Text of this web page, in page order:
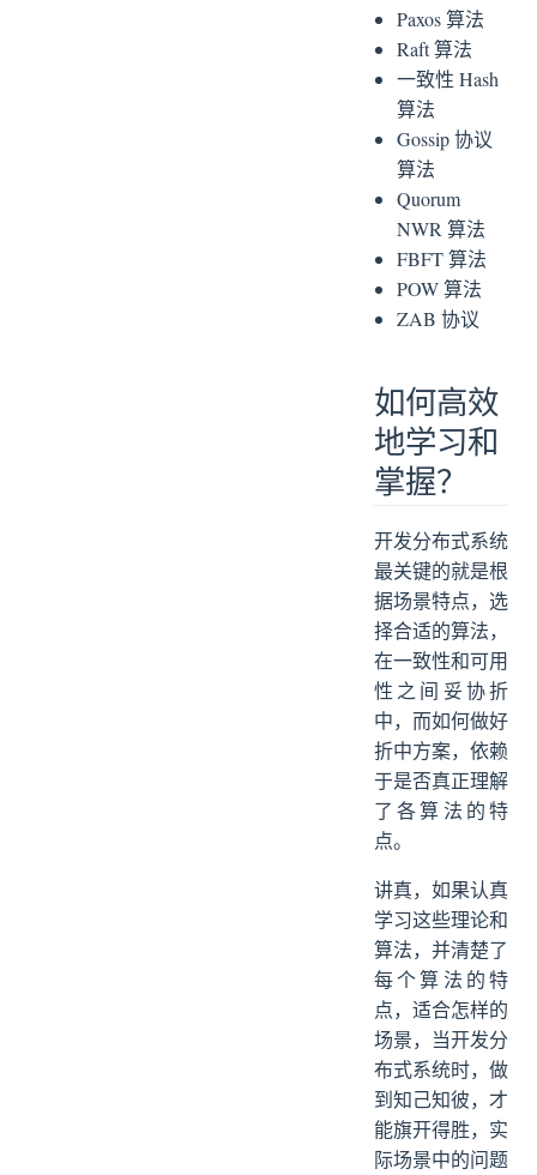
Paxos 算法
Raft 算法
一致性 Hash
算法
Gossip 协议
算法
Quorum
NWR 算法
FBFT 算法
POW 算法
ZAB 协议
如何高效
地学习和
掌握？
开发分布式系统
最关键的就是根
据场景特点，选
择合适的算法，
在一致性和可用
性之间妥协折
中，而如何做好
折中方案，依赖
于是否真正理解
了各算法的特
点。
讲真，如果认真
学习这些理论和
算法，并清楚了
每个算法的特
点，适合怎样的
场景，当开发分
布式系统时，做
到知己知彼，才
能旗开得胜，实
际场景中的问题